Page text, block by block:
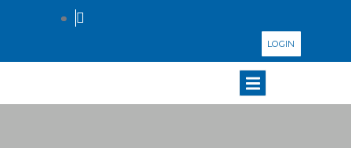
LOGIN